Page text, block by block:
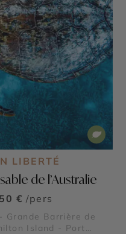
LIBERTÉ
de l’Australie
€ /pers
Grande Barrière de
Island - Port